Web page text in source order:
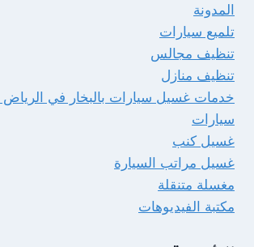
المدونة
تلميع سيارات
تنظيف مجالس
تنظيف منازل
خدمات غسيل سيارات بالبخار في
سيارات
غسيل كنب
غسيل مراتب السيارة
مغسلة متنقلة
مكتبة الفيديوهات